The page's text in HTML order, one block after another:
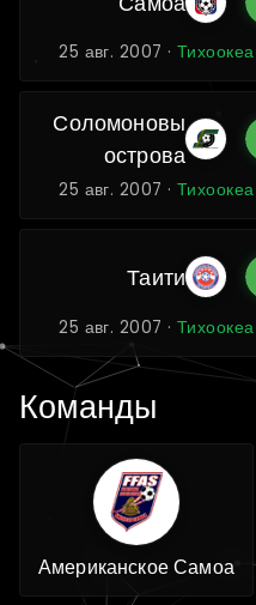
25 авг. 2007 ·
Соломоновы
острова
25 авг. 2007 ·
Таити
25 авг. 2007 ·
Команды
Американское Самоа